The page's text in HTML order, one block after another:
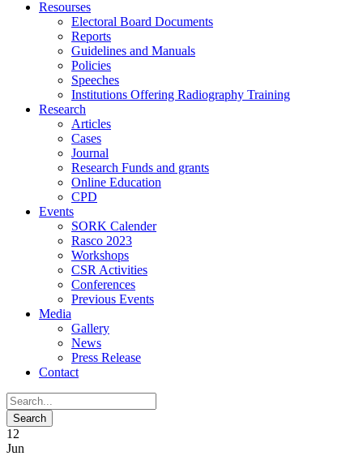
Resourses
Electoral Board Documents
Reports
Guidelines and Manuals
Policies
Speeches
Institutions Offering Radiography Training
Research
Articles
Cases
Journal
Research Funds and grants
Online Education
CPD
Events
SORK Calender
Rasco 2023
Workshops
CSR Activities
Conferences
Previous Events
Media
Gallery
News
Press Release
Contact
12
Jun